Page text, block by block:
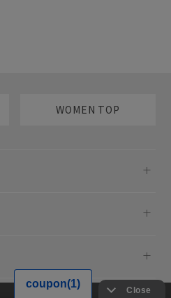
WOMEN TOP